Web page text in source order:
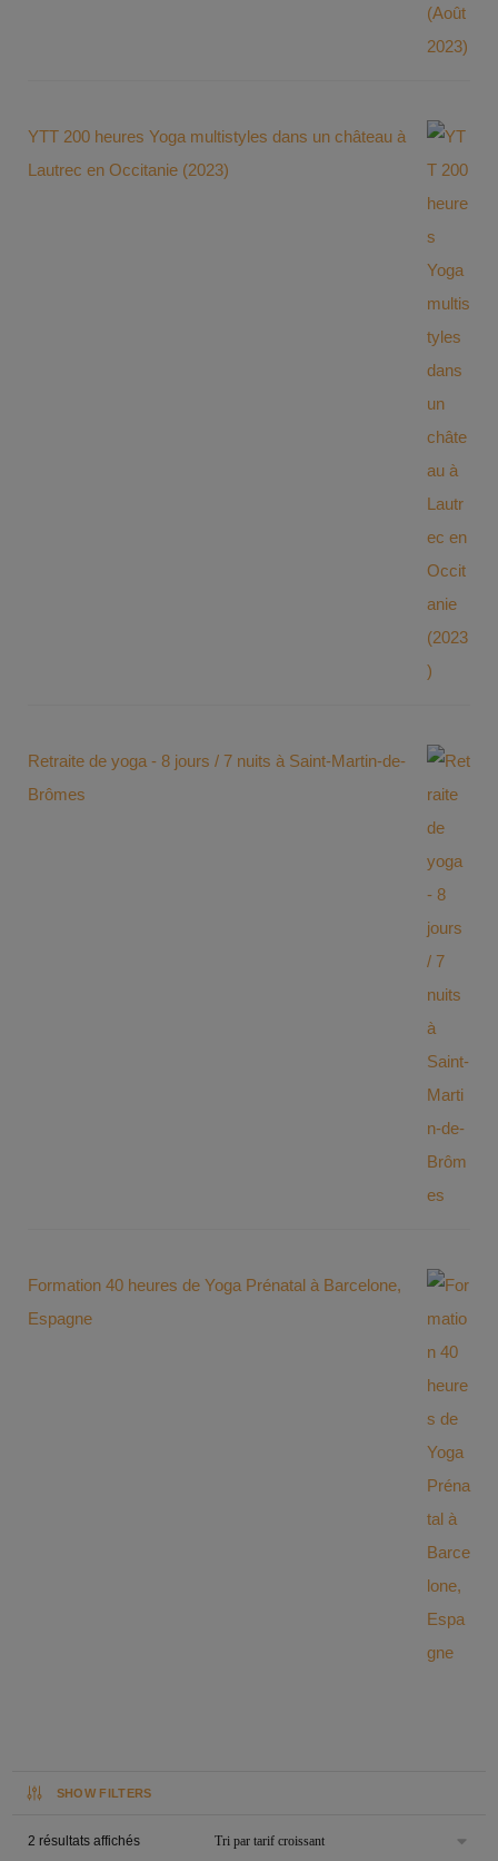
YTT 200 heures Yoga multistyles dans un château à
Lautrec en Occitanie (2023)
Retraite de yoga - 8 jours / 7 nuits à Saint-Martin-de-
Brômes
Formation 40 heures de Yoga Prénatal à Barcelone,
Espagne
SHOW FILTERS
2 résultats affichés